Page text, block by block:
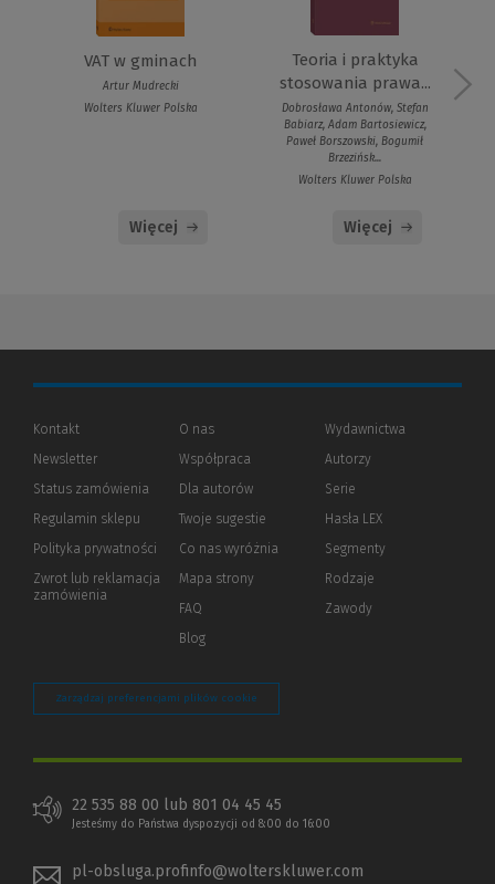
VAT w gminach
Artur Mudrecki
Wolters Kluwer Polska
Więcej
Teoria i praktyka
stosowania prawa...
Dobrosława Antonów, Stefan
Babiarz, Adam Bartosiewicz,
Paweł Borszowski, Bogumił
Brzezińsk...
Wolters Kluwer Polska
Więcej
Kontakt
Newsletter
Status zamówienia
Regulamin sklepu
Polityka prywatności (Nowe
(Link
innej
Zwrot lub reklamacja
zamówienia
O nas
Współpraca
Dla autorów(Nowe
(Link
innej
strony)
Twoje sugestie
Co nas wyróżnia
Mapa strony
FAQ
Blog
Wydawnictwa
Autorzy
Serie
Hasła LEX
Segmenty
Rodzaje
Zawody
Zarządzaj preferencjami plików cookie
22 535 88 00 lub 801 04 45 45
Jesteśmy do Państwa dyspozycji od 8:00 do 16:00
pl-obsluga.profinfo@wolterskluwer.com